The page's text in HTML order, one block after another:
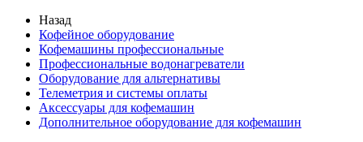
Назад
Кофейное оборудование
Кофемашины профессиональные
Профессиональные водонагреватели
Оборудование для альтернативы
Телеметрия и системы оплаты
Аксессуары для кофемашин
Дополнительное оборудование для кофемашин